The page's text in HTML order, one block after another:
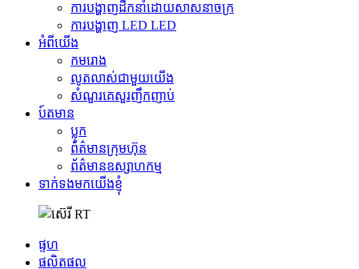
ការបង្ហាញដឹកនាំដោយសាសនាចក្រ
ការបង្ហាញ LED LED
អំពីយើង
កមរោង
លូតលាស់ជាមួយយើង
សំណួរគេសួរញឹកញាប់
ប៍តមាន
ប្លុក
ព័ត៌មានក្រុមហ៊ុន
ព័ត៌មានឧស្សាហកម្ម
ទាក់ទងមកយើងខ្ញុំ
ផ្ទហ
ផលិតផល